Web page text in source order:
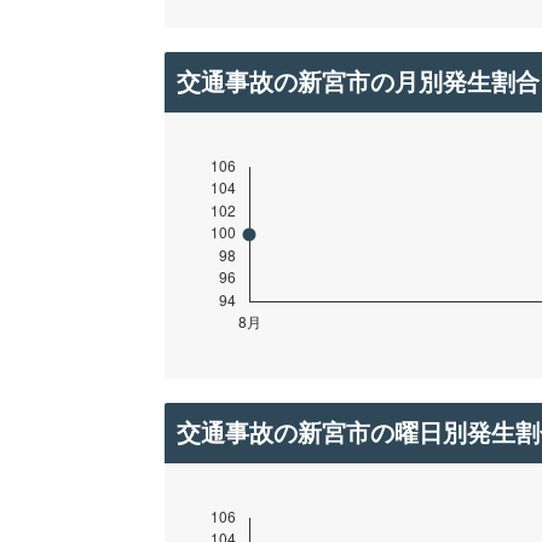
交通事故の新宮市の月別発生割合
交通事故の新宮市の曜日別発生